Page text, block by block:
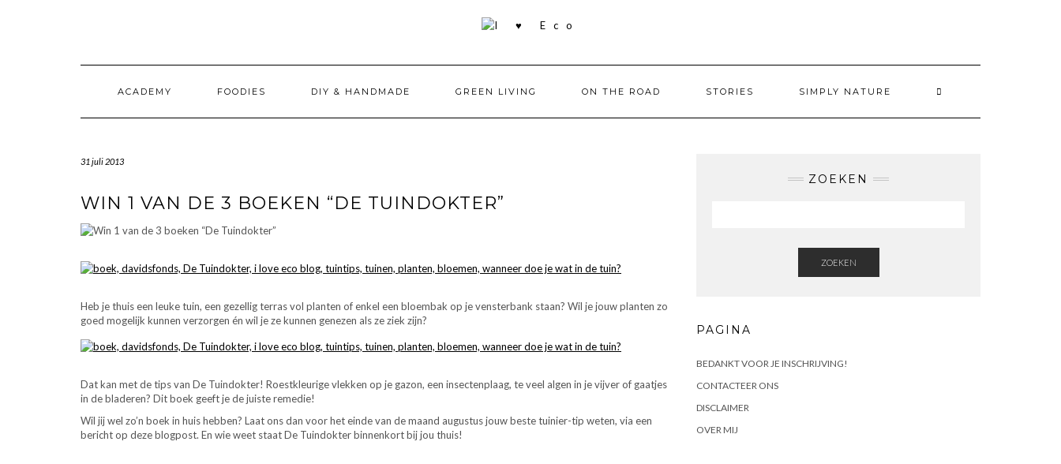
ACADEMY FOODIES DIY & HANDMADE GREEN LIVING ON THE ROAD STORIES SIMPLY NATURE
31 juli 2013
WIN 1 VAN DE 3 BOEKEN “DE TUINDOKTER”
Heb je thuis een leuke tuin, een gezellig terras vol planten of enkel een bloembak op je vensterbank staan? Wil je jouw planten zo
goed mogelijk kunnen verzorgen én wil je ze kunnen genezen als ze ziek zijn?
Dat kan met de tips van De Tuindokter! Roestkleurige vlekken op je gazon, een insectenplaag, te veel algen in je vijver of gaatjes
in de bladeren? Dit boek geeft je de juiste remedie!
Wil jij wel zo’n boek in huis hebben? Laat ons dan voor het einde van de maand augustus jouw beste tuinier-tip weten, via een
bericht op deze blogpost. En wie weet staat De Tuindokter binnenkort bij jou thuis!
ZOEKEN
ZOEKEN
PAGINA
BEDANKT VOOR JE INSCHRIJVING!
CONTACTEER ONS
DISCLAIMER
OVER MIJ